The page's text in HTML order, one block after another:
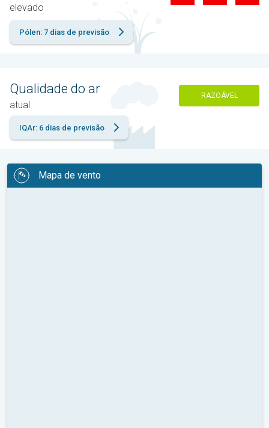
elevado
Pólen: 7 dias de previsão
Qualidade do ar
atual
RAZOÁVEL
IQAr: 6 dias de previsão
Mapa de vento